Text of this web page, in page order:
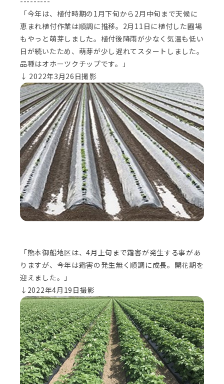
「今年は、植付時期の1月下旬から2月中旬まで天候に
恵まれ植付作業は順調に推移。2月11日に植付した圃場
もやっと萌芽しました。植付後降雨が少なく気温も低い
日が続いたため、萌芽が少し遅れてスタートしました。
品種はオホーツクチップです。」
↓ 2022年3月26日撮影
「熊本御船地区は、4月上旬まで霜害が発生する事があ
りますが、今年は霜害の発生無く順調に成長。開花期を
迎えました。」
↓2022年4月19日撮影